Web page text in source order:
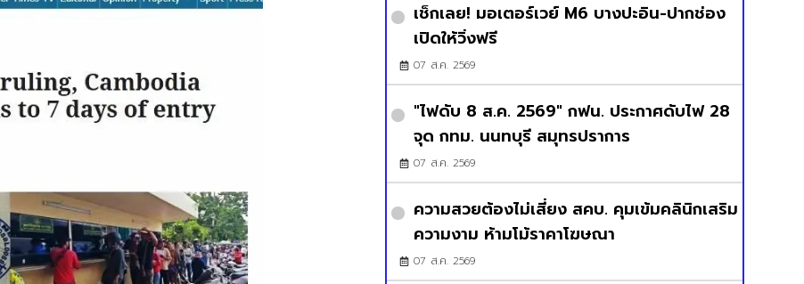
เช็กเลย! มอเตอร์เวย์ M6 บางปะอิน-ปากช่อง
เปิดให้วิ่งฟรี
07 ส.ค. 2569
"ไฟดับ 8 ส.ค. 2569" กฟน. ประกาศดับไฟ 28
จุด กทม. นนทบุรี สมุทรปราการ
07 ส.ค. 2569
ความสวยต้องไม่เสี่ยง สคบ. คุมเข้มคลินิกเสริม
ความงาม ห้ามโม้ราคาโฆษณา
07 ส.ค. 2569